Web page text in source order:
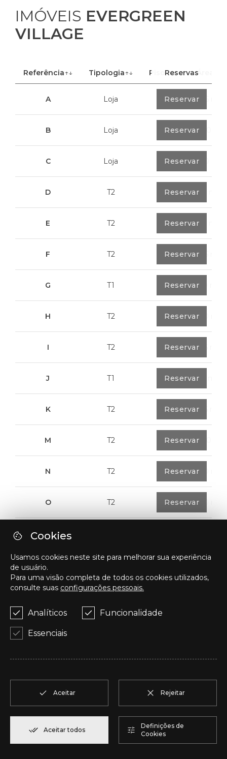
IMÓVEIS EVERGREEN
VILLAGE
Referência↑↓ Tipologia↑↓ Piso ↑↓ Área
Reservas
A Loja 40,85 m²
Reservar
B Loja 100,70 m²
Reservar
C Loja 113,20 m²
Reservar
D T2 79,7 m²
Reservar
E T2 89,2 m²
Reservar
F T2 89,55 m²
Reservar
G T1 55,30 m²
Reservar
H T2 89,50 m²
Reservar
I T2 91,75 m²
Reservar
J T1 67,6 m²
Reservar
K T2 91,75 m²
Reservar
M T2 108,00 m²
Reservar
N T2 94,20 m²
Reservar
O T2 94,20 m²
Reservar
P
Q T2 Reservar
T T2 1 50,05 m²
Reservar
U 1 Reservar
V T2 1 91,75 m²
Reservar
Cookies
Usamos cookies neste site para melhorar sua experiência
de usuário.
Para uma visão completa de todos os cookies utilizados,
consulte suas configurações pessoais.
Analíticos Funcionalidade
Essenciais
Aceitar Rejeitar
Aceitar todos
Definições de
Cookies